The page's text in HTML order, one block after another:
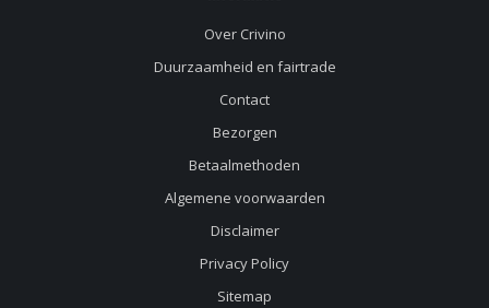
Over Crivino
Duurzaamheid en fairtrade
Contact
Bezorgen
Betaalmethoden
Algemene voorwaarden
Disclaimer
Privacy Policy
Sitemap